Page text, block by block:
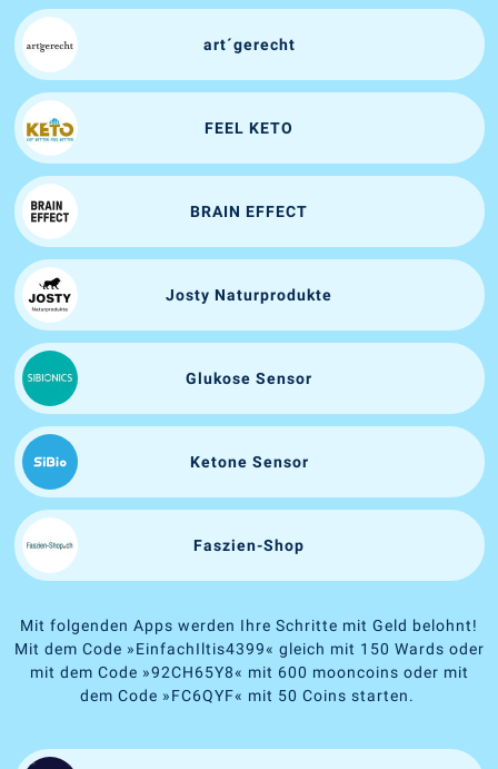
art´gerecht
FEEL KETO
BRAIN EFFECT
Josty Naturprodukte
Glukose Sensor
Ketone Sensor
Faszien-Shop
Mit folgenden Apps werden Ihre Schritte mit Geld belohnt!
Mit dem Code »EinfachIltis4399« gleich mit 150 Wards oder
mit dem Code »92CH65Y8« mit 600 mooncoins oder mit
dem Code »FC6QYF« mit 50 Coins starten.